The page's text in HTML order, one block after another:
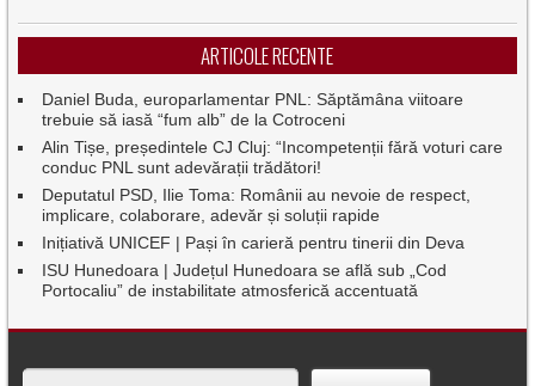
ARTICOLE RECENTE
Daniel Buda, europarlamentar PNL: Săptămâna viitoare
trebuie să iasă “fum alb” de la Cotroceni
Alin Tișe, președintele CJ Cluj: “Incompetenții fără voturi care
conduc PNL sunt adevărații trădători!
Deputatul PSD, Ilie Toma: Românii au nevoie de respect,
implicare, colaborare, adevăr și soluții rapide
Inițiativă UNICEF | Pași în carieră pentru tinerii din Deva
ISU Hunedoara | Județul Hunedoara se află sub „Cod
Portocaliu” de instabilitate atmosferică accentuată